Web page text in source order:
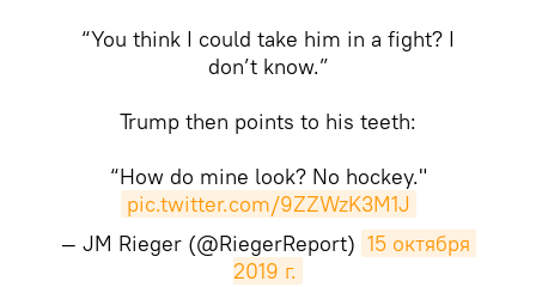
“You think I could take him in a fight? I
don’t know.”
Trump then points to his teeth:
“How do mine look? No hockey."
pic.twitter.com/9ZZWzK3M1J
— JM Rieger (@RiegerReport) 15 октября
2019 г.